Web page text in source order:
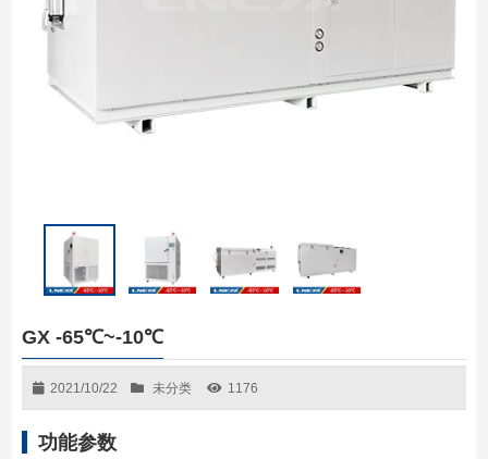
GX -65℃~-10℃
2021/10/22 未分类 1176
功能参数